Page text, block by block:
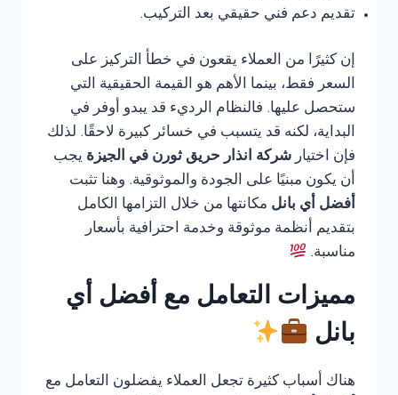
تقديم دعم فني حقيقي بعد التركيب.
إن كثيرًا من العملاء يقعون في خطأ التركيز على
السعر فقط، بينما الأهم هو القيمة الحقيقية التي
ستحصل عليها. فالنظام الرديء قد يبدو أوفر في
البداية، لكنه قد يتسبب في خسائر كبيرة لاحقًا. لذلك
فإن اختيار شركة انذار حريق ثورن في الجيزة يجب
أن يكون مبنيًا على الجودة والموثوقية. وهنا تثبت
أفضل أي بانل مكانتها من خلال التزامها الكامل
بتقديم أنظمة موثوقة وخدمة احترافية بأسعار
مناسبة.
مميزات التعامل مع أفضل أي
بانل
هناك أسباب كثيرة تجعل العملاء يفضلون التعامل مع